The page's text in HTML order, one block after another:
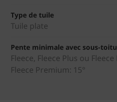
Type de tuile
Tuile plate
Pente minimale avec sous-
Fleece, Fleece Plus ou Fleece
Fleece Premium: 15°